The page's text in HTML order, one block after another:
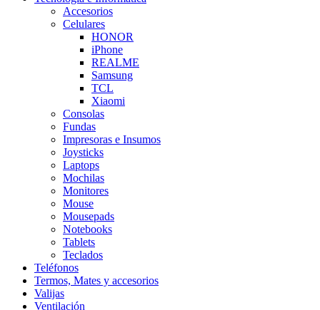
Accesorios
Celulares
HONOR
iPhone
REALME
Samsung
TCL
Xiaomi
Consolas
Fundas
Impresoras e Insumos
Joysticks
Laptops
Mochilas
Monitores
Mouse
Mousepads
Notebooks
Tablets
Teclados
Teléfonos
Termos, Mates y accesorios
Valijas
Ventilación